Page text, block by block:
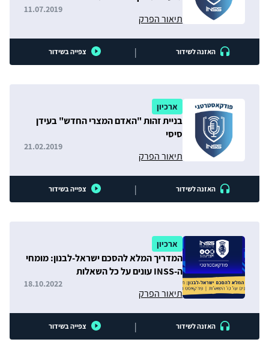
תיאור הפרק
11.07.2019
האזנה לשידור | צפייה בשידור
ארכיון
בניית זהות "האדם המצרי החדש" בעידן
סיסי
תיאור הפרק
21.02.2019
האזנה לשידור | צפייה בשידור
ארכיון
המדריך המלא להסכם ישראל-לבנון: מומחי
ה-INSS עונים על כל השאלות
תיאור הפרק
18.10.2022
האזנה לשידור | צפייה בשידור